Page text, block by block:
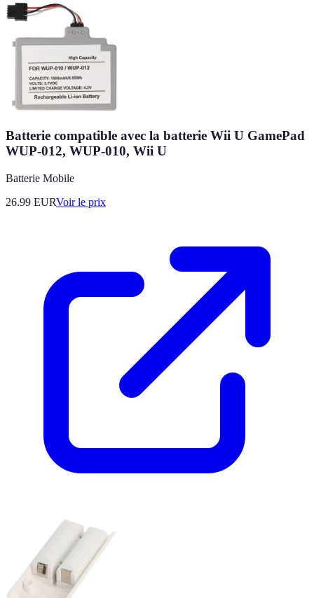
Batterie compatible avec la batterie Wii U GamePad
WUP-012, WUP-010, Wii U
Batterie Mobile
26.99 EURVoir le prix